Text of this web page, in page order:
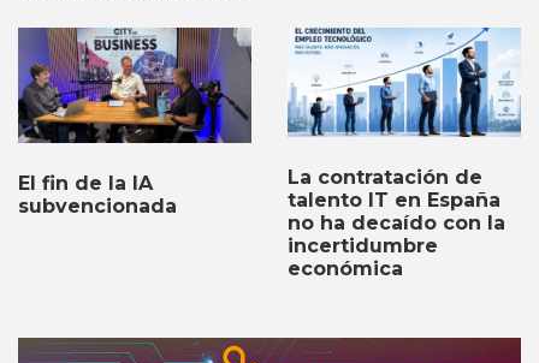
El fin de la IA
subvencionada
La contratación de
talento IT en España
no ha decaído con la
incertidumbre
económica